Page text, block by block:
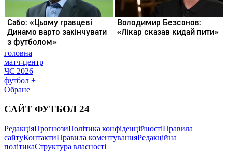
головна
матч-центр
ЧС 2026
футбол +
Обране
САЙТ ФУТБОЛ 24
РедакціяПрогнозиПолітика конфіденційностіПравила
сайтуКонтактиПравила коментуванняРедакційна
політикаСтруктура власності